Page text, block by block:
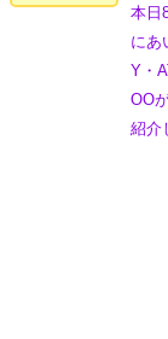
本日
にあ
Y・
OO
紹介